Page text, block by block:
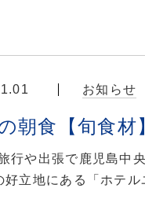
お知らせ
朝食【旬食材
行や出張で鹿児島中
好立地にある「ホテ